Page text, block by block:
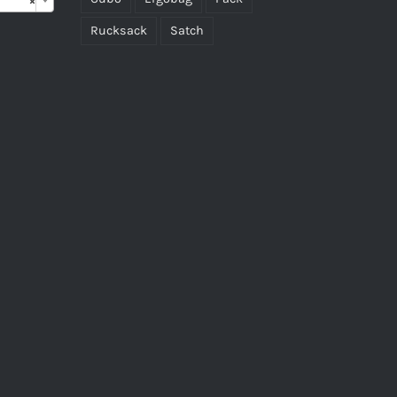
Rucksack Satch